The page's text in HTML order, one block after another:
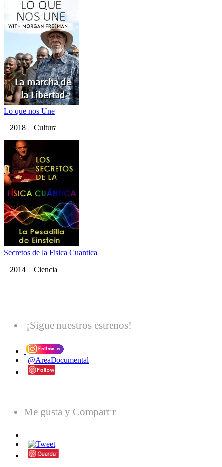
Lo que nos Une
2018 Cultura
Secretos de la Fisica Cuantica
2014 Ciencia
¡Sigue nuestros estrenos!
@AreaDocumental
Me gusta y Compartir